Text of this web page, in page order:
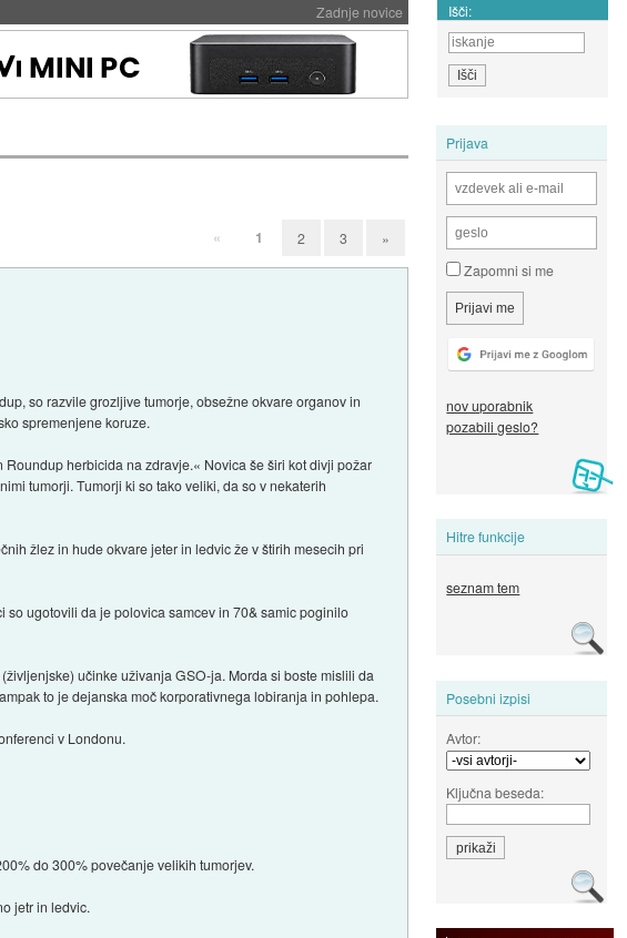
Zadnje novice Išči:
Prijava
Zapomni si me
nov uporabnik
pozabili geslo?
Hitre funkcije
seznam tem
Posebni izpisi
Avtor:
Ključna beseda:
« 1 2 3 »
so razvile grozljive tumorje, obsežne okvare organov in
spremenjene koruze.
herbicida na zdravje.« Novica še širi kot divji požar
tumorji. Tumorji ki so tako veliki, da so v nekaterih
žlez in hude okvare jeter in ledvic že v štirih mesecih pri
ugotovili da je polovica samcev in 70& samic poginilo
učinke uživanja GSO-ja. Morda si boste mislili da
to je dejanska moč korporativnega lobiranja in pohlepa.
v Londonu.
do 300% povečanje velikih tumorjev.
jetr in ledvic.